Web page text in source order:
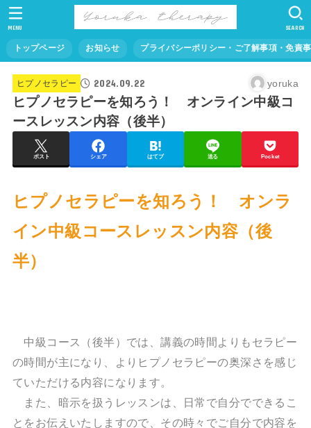
トップページ お知らせ プライバシーポリシー・ご了解事項・免責
SEARCH
MENU
ヒプノセラピー 2024.09.22 yoruka
ヒプノセラピーを知ろう！ オンライン中級コ
ースレッスン内容（後半）
ポスト シェア はてブ 送る Pocket
ヒプノセラピーを知ろう！ オンラ
イン中級コースレッスン内容（後
半）
中級コース（後半）では、講義の時間よりもセラピー
の時間が主になり、よりヒプノセラピーの奥深さを感じ
ていただける内容になります。
また、暗示を扱うレッスンは、日常で自分でできるこ
とをお伝えいたしますので、その時々でご自分で内容を